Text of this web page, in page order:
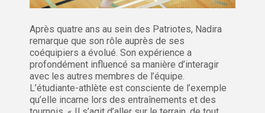
Après quatre ans au sein des Patriotes, Nadira
remarque que son rôle auprès de ses
coéquipiers a évolué. Son expérience a
profondément influencé sa manière d’interagir
avec les autres membres de l’équipe.
L’étudiante-athlète est consciente de l’exemple
qu’elle incarne lors des entraînements et des